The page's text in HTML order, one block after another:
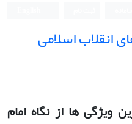
انقلاب اسلامی
ویژگی ها از نگاه امام